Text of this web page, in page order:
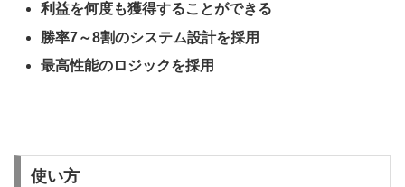
利益を何度も獲得することができる
勝率7～8割のシステム設計を採用
最高性能のロジックを採用
使い方